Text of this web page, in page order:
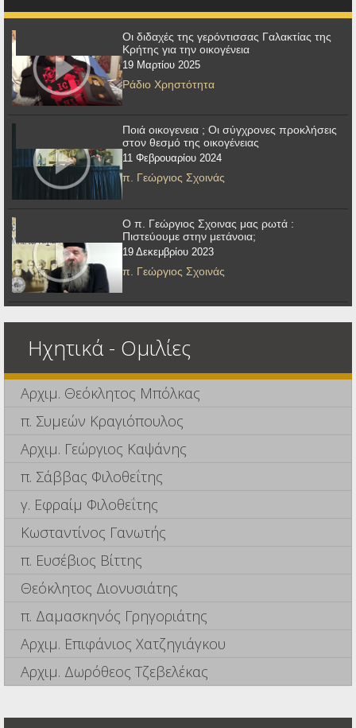
Οι διδαχές της γερόντισσας Γαλακτίας της
Κρήτης για την οικογένεια
19 Μαρτίου 2025
Ράδιο Χρηστότητα
Ποιά οικογενεια ; Οι σύγχρονες προκλήσεις
στον θεσμό της οικογένειας
11 Φεβρουαρίου 2024
π. Γεώργιος Σχοινάς
Ο π. Γεώργιος Σχοινας μας ρωτά :
Πιστεύουμε στην μετάνοια;
19 Δεκεμβρίου 2023
π. Γεώργιος Σχοινάς
Ηχητικά - Ομιλίες
Αρχιμ. Θεόκλητος Μπόλκας
π. Συμεών Κραγιόπουλος
Αρχιμ. Γεώργιος Καψάνης
π. Σάββας Φιλοθεΐτης
γ. Εφραίμ Φιλοθεΐτης
Κωσταντίνος Γανωτής
π. Ευσέβιος Βίττης
Θεόκλητος Διονυσιάτης
π. Δαμασκηνός Γρηγοριάτης
Αρχιμ. Επιφάνιος Χατζηγιάγκου
Αρχιμ. Δωρόθεος Τζεβελέκας